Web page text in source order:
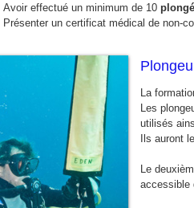
Avoir effectué un minimum de 10
Présenter un certificat médical de non-
La
Les
utilisés
Ils auront
Le
accessible